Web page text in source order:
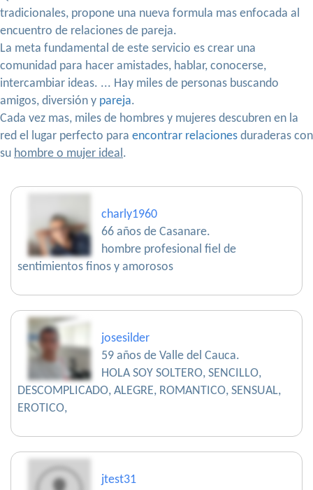
tradicionales, propone una nueva formula mas enfocada al
encuentro de relaciones de pareja.
La meta fundamental de este servicio es crear una
comunidad para hacer amistades, hablar, conocerse,
intercambiar ideas. ... Hay miles de personas buscando
amigos, diversión y pareja.
Cada vez mas, miles de hombres y mujeres descubren en la
red el lugar perfecto para encontrar relaciones duraderas con
su hombre o mujer ideal.
charly1960
66 años de Casanare.
hombre profesional fiel de
sentimientos finos y amorosos
josesilder
59 años de Valle del Cauca.
HOLA SOY SOLTERO, SENCILLO,
DESCOMPLICADO, ALEGRE, ROMANTICO, SENSUAL,
EROTICO,
jtest31